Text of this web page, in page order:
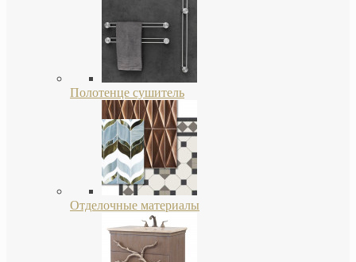
Полотенце сушитель
Отделочные материалы